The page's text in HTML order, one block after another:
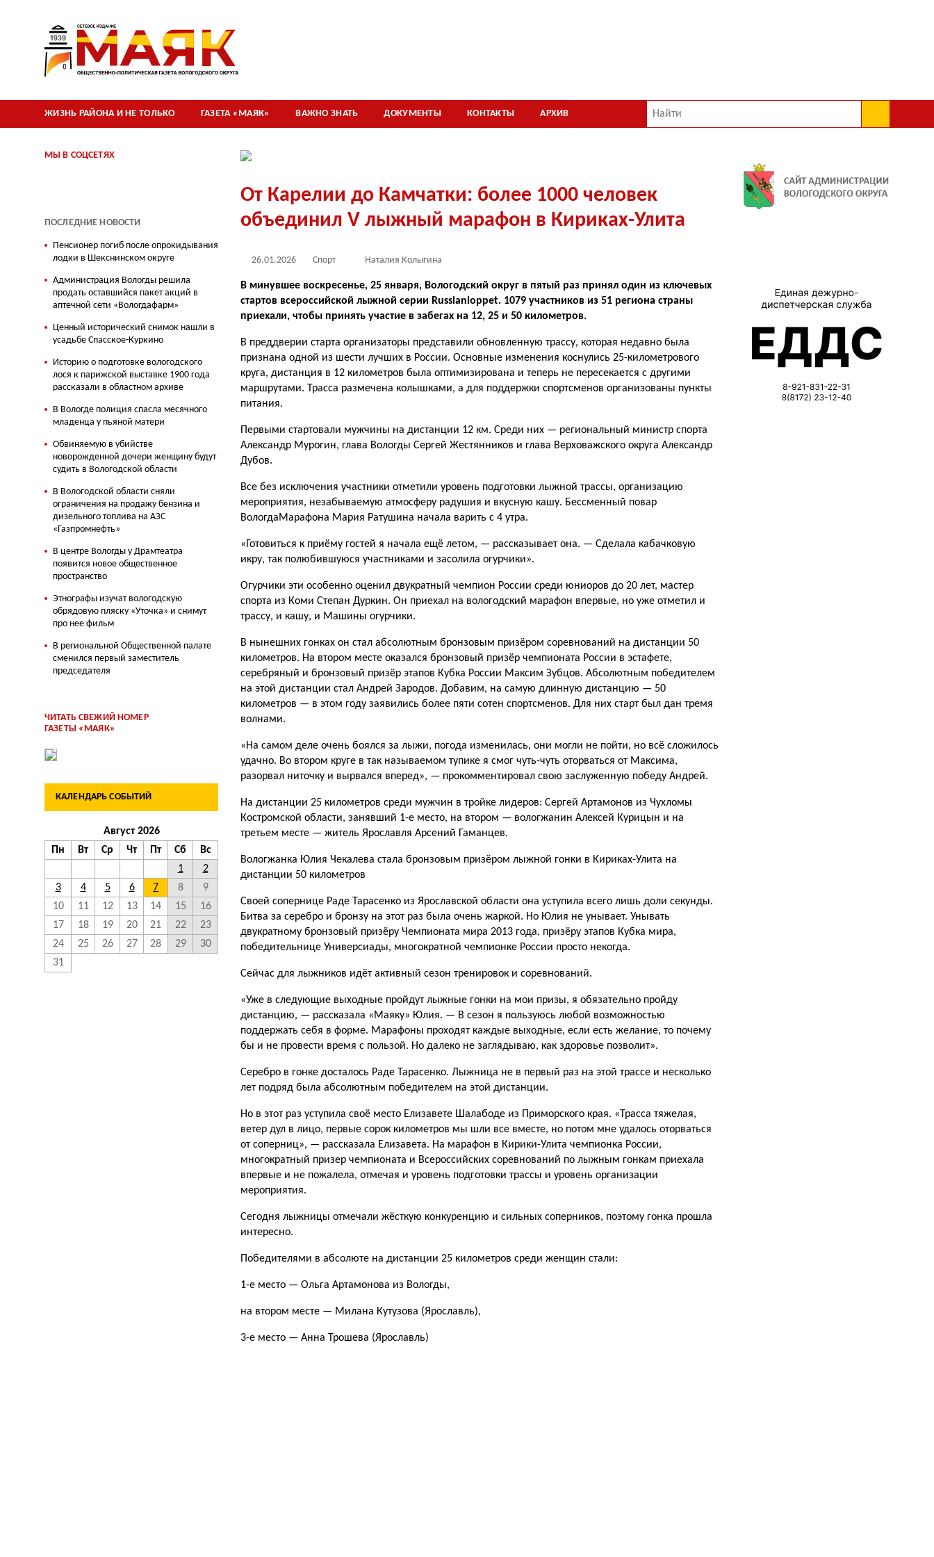
ЖИЗНЬ РАЙОНА И НЕ ТОЛЬКО ГАЗЕТА «МАЯК» ВАЖНО ЗНАТЬ ДОКУМЕНТЫ КОНТАКТЫ АРХИВ
От Карелии до Камчатки: более 1000 человек
объединил V лыжный марафон в Кириках-Улита
26.01.2026 Спорт Наталия Колыгина
В минувшее воскресенье, 25 января, Вологодский округ в пятый раз принял один из ключевых
стартов всероссийской лыжной серии Russianloppet. 1079 участников из 51 региона страны
приехали, чтобы принять участие в забегах на 12, 25 и 50 километров.
В преддверии старта организаторы представили обновленную трассу, которая недавно была
признана одной из шести лучших в России. Основные изменения коснулись 25-километрового
круга, дистанция в 12 километров была оптимизирована и теперь не пересекается с другими
маршрутами. Трасса размечена колышками, а для поддержки спортсменов организованы пункты
питания.
Первыми стартовали мужчины на дистанции 12 км. Среди них — региональный министр спорта
Александр Мурогин, глава Вологды Сергей Жестянников и глава Верховажского округа Александр
Дубов.
Все без исключения участники отметили уровень подготовки лыжной трассы, организацию
мероприятия, незабываемую атмосферу радушия и вкусную кашу. Бессменный повар
ВологдаМарафона Мария Ратушина начала варить с 4 утра.
«Готовиться к приёму гостей я начала ещё летом, — рассказывает она. — Сделала кабачковую
икру, так полюбившуюся участниками и засолила огурчики».
Огурчики эти особенно оценил двукратный чемпион России среди юниоров до 20 лет, мастер
спорта из Коми Степан Дуркин. Он приехал на вологодский марафон впервые, но уже отметил и
трассу, и кашу, и Машины огурчики.
В нынешних гонках он стал абсолютным бронзовым призёром соревнований на дистанции 50
километров. На втором месте оказался бронзовый призёр чемпионата России в эстафете,
серебряный и бронзовый призёр этапов Кубка России Максим Зубцов. Абсолютным победителем
на этой дистанции стал Андрей Зародов. Добавим, на самую длинную дистанцию — 50
километров — в этом году заявились более пяти сотен спортсменов. Для них старт был дан тремя
волнами.
«На самом деле очень боялся за лыжи, погода изменилась, они могли не пойти, но всё сложилось
удачно. Во втором круге в так называемом тупике я смог чуть-чуть оторваться от Максима,
разорвал ниточку и вырвался вперед», — прокомментировал свою заслуженную победу Андрей.
На дистанции 25 километров среди мужчин в тройке лидеров: Сергей Артамонов из Чухломы
Костромской области, занявший 1-е место, на втором — вологжанин Алексей Курицын и на
третьем месте — житель Ярославля Арсений Гаманцев.
Вологжанка Юлия Чекалева стала бронзовым призёром лыжной гонки в Кириках-Улита на
дистанции 50 километров
Своей сопернице Раде Тарасенко из Ярославской области она уступила всего лишь доли секунды.
Битва за серебро и бронзу на этот раз была очень жаркой. Но Юлия не унывает. Унывать
двукратному бронзовый призёру Чемпионата мира 2013 года, призёру этапов Кубка мира,
победительнице Универсиады, многократной чемпионке России просто некогда.
Сейчас для лыжников идёт активный сезон тренировок и соревнований.
«Уже в следующие выходные пройдут лыжные гонки на мои призы, я обязательно пройду
дистанцию, — рассказала «Маяку» Юлия. — В сезон я пользуюсь любой возможностью
поддержать себя в форме. Марафоны проходят каждые выходные, если есть желание, то почему
бы и не провести время с пользой. Но далеко не заглядываю, как здоровье позволит».
Серебро в гонке досталось Раде Тарасенко. Лыжница не в первый раз на этой трассе и несколько
лет подряд была абсолютным победителем на этой дистанции.
Но в этот раз уступила своё место Елизавете Шалабоде из Приморского края. «Трасса тяжелая,
ветер дул в лицо, первые сорок километров мы шли все вместе, но потом мне удалось оторваться
от соперниц», — рассказала Елизавета. На марафон в Кирики-Улита чемпионка России,
многократный призер чемпионата и Всероссийских соревнований по лыжным гонкам приехала
впервые и не пожалела, отмечая и уровень подготовки трассы и уровень организации
мероприятия.
Сегодня лыжницы отмечали жёсткую конкуренцию и сильных соперников, поэтому гонка прошла
интересно.
Победителями в абсолюте на дистанции 25 километров среди женщин стали:
1-е место — Ольга Артамонова из Вологды,
на втором месте — Милана Кутузова (Ярославль),
3-е место — Анна Трошева (Ярославль)
МЫ В СОЦСЕТЯХ
ПОСЛЕДНИЕ НОВОСТИ
Пенсионер погиб после опрокидывания
лодки в Шекснинском округе
Администрация Вологды решила
продать оставшийся пакет акций в
аптечной сети «Вологдафарм»
Ценный исторический снимок нашли в
усадьбе Спасское-Куркино
Историю о подготовке вологодского
лося к парижской выставке 1900 года
рассказали в областном архиве
В Вологде полиция спасла месячного
младенца у пьяной матери
Обвиняемую в убийстве
новорожденной дочери женщину будут
судить в Вологодской области
В Вологодской области сняли
ограничения на продажу бензина и
дизельного топлива на АЗС
«Газпромнефть»
В центре Вологды у Драмтеатра
появится новое общественное
пространство
Этнографы изучат вологодскую
обрядовую пляску «Уточка» и снимут
про нее фильм
В региональной Общественной палате
сменился первый заместитель
председателя
ЧИТАТЬ СВЕЖИЙ НОМЕР
ГАЗЕТЫ «МАЯК»
КАЛЕНДАРЬ СОБЫТИЙ
Август 2026
Пн
Вт Ср Чт Пт Сб
Вс
1
2
3
4 5 6 7 8
9
10
11 12 13 14 15
16
17
18 19 20 21 22
23
24
25 26 27 28 29
30
31